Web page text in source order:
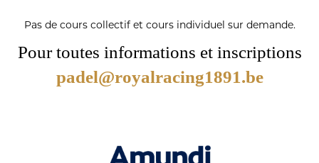
Pas de cours collectif et cours individuel sur demande.
Pour toutes informations et inscriptions
padel@royalracing1891.be